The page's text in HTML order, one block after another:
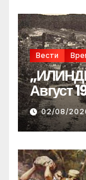
Вести
Август
02/08/